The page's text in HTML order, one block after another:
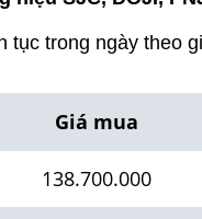
trong ngày theo
Giá mua
138.700.000